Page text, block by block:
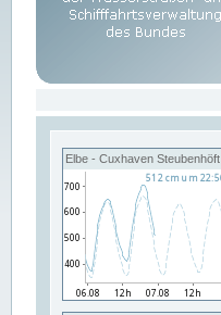
Elbe - Cuxhaven Steubenhöft